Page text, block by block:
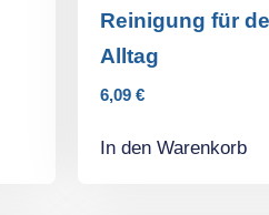
Reinigung für
Alltag
6,09 €
In den Warenkorb